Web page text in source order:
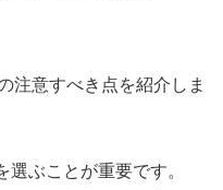
注意すべき点を紹介しま
選ぶことが重要です。